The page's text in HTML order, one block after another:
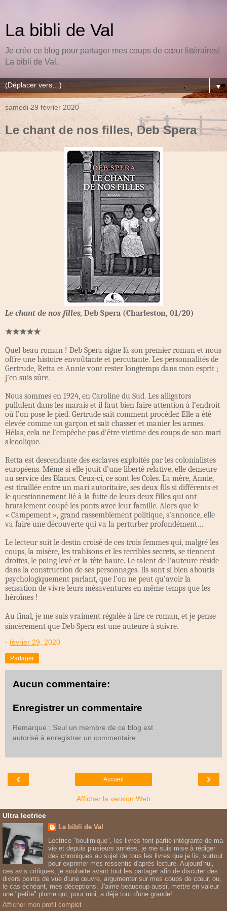
La bibli de Val
Je crée ce blog pour partager mes coups de cœur littéraires!
La bibli de Val.
▼
samedi 29 février 2020
Le chant de nos filles, Deb Spera
Le chant de nos filles, Deb Spera (Charleston, 01/20)
★★★★★
Quel beau roman ! Deb Spera signe là son premier roman et nous
offre une histoire envoûtante et percutante. Les personnalités de
Gertrude, Retta et Annie vont rester longtemps dans mon esprit ;
j’en suis sûre.
Nous sommes en 1924, en Caroline du Sud. Les alligators
pullulent dans les marais et il faut bien faire attention à l’endroit
où l’on pose le pied. Gertrude sait comment procéder. Elle a été
élevée comme un garçon et sait chasser et manier les armes.
Hélas, cela ne l’empêche pas d’être victime des coups de son mari
alcoolique.
Retta est descendante des esclaves exploités par les colonialistes
européens. Même si elle jouit d’une liberté relative, elle demeure
au service des Blancs. Ceux-ci, ce sont les Coles. La mère, Annie,
est tiraillée entre un mari autoritaire, ses deux fils si différents et
le questionnement lié à la fuite de leurs deux filles qui ont
brutalement coupé les ponts avec leur famille. Alors que le
« Campement », grand rassemblement politique, s’annonce, elle
va faire une découverte qui va la perturber profondément…
Le lecteur suit le destin croisé de ces trois femmes qui, malgré les
coups, la misère, les trahisons et les terribles secrets, se tiennent
droites, le poing levé et la tête haute. Le talent de l’auteure réside
dans la construction de ses personnages. Ils sont si bien aboutis
psychologiquement parlant, que l’on ne peut qu’avoir la
sensation de vivre leurs mésaventures en même temps que les
héroïnes !
Au final, je me suis vraiment régalée à lire ce roman, et je pense
sincèrement que Deb Spera est une auteure à suivre.
- février 29, 2020
Partager
Aucun commentaire:
Enregistrer un commentaire
Remarque : Seul un membre de ce blog est
autorisé à enregistrer un commentaire.
‹ ›
Accueil
Afficher la version Web
Ultra lectrice
La bibli de Val
Lectrice "boulimique", les livres font partie intégrante de ma
vie et depuis plusieurs années, je me suis mise à rédiger
des chroniques au sujet de tous les livres que je lis, surtout
pour exprimer mes ressentis d'après lecture. Aujourd'hui,
ces avis critiques, je souhaite avant tout les partager afin de discuter des
divers points de vue d'une œuvre, argumenter sur mes coups de cœur, ou,
le cas échéant, mes déceptions. J'aime beaucoup aussi, mettre en valeur
une "petite" plume qui, pour moi, a déjà tout d'une grande!
Afficher mon profil complet